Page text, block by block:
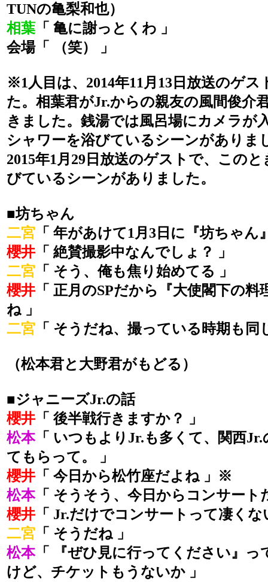
TUNの亀梨和也）
相葉 「 亀に謝っとくわ 」
会場「 （笑） 」
※1人目は、2014年11月13日放送のゲス
た。相葉君がJr.からの親友の風間俊介
きました。銭湯では風呂場にカメラが
シャワーを浴びているシーンがありま
2015年1月29日放送のゲストで、この
びているシーンがありました。
■坊ちゃん
二宮 「 年があけて1月3日に『坊ちゃん
櫻井 「 絶賛撮影中なんでしょ？ 」
二宮 「 そう、俺も焦り始めてる 」
櫻井 「 正月のSPだから『大使閣下の
ね 」
二宮 「 そうだね、撮っている時期も同
（松本君と大野君がもどる）
■ジャニーズJr.の話
櫻井 「 後半戦行きますか？ 」
松本「 いつもよりJr.も多くて、関西
てもらって。 」
櫻井 「 今日から松竹座だよね 」※
松本「 そうそう、今日からコンサート
櫻井 「 Jr.だけでコンサートって凄くな
二宮 「 そうだね 」
松本「 『ぜひ見に行ってください』っ
けど、チケットもうないか 」